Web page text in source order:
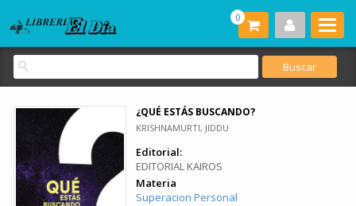
0
¿QUÉ ESTÁS BUSCANDO?
KRISHNAMURTI, JIDDU
Editorial:
EDITORIAL KAIROS
Materia
Superacion Personal